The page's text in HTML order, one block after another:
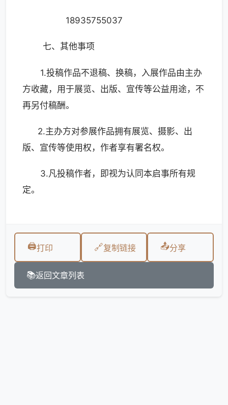
18935755037
七、其他事项
1.投稿作品不退稿、换稿，入展作品由主办
方收藏，用于展览、出版、宣传等公益用途，不
再另付稿酬。
2.主办方对参展作品拥有展览、摄影、出
版、宣传等使用权，作者享有署名权。
3.凡投稿作者，即视为认同本启事所有规
定。
🖨️打印 🔗复制链接 📤分享
📚返回文章列表